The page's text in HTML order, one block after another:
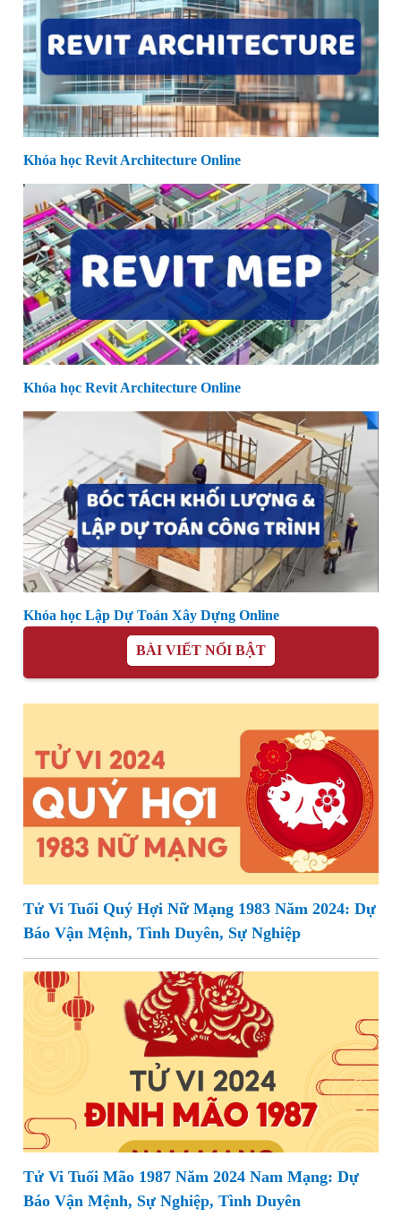
Khóa học Revit Architecture Online
Khóa học Revit Architecture Online
Khóa học Lập Dự Toán Xây Dựng Online
BÀI VIẾT NỔI BẬT
Tử Vi Tuổi Quý Hợi Nữ Mạng 1983 Năm 2024: Dự
Báo Vận Mệnh, Tình Duyên, Sự Nghiệp
Tử Vi Tuổi Mão 1987 Năm 2024 Nam Mạng: Dự
Báo Vận Mệnh, Sự Nghiệp, Tình Duyên